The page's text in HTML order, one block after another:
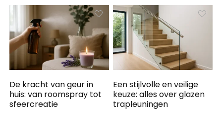
De kracht van geur in
huis: van roomspray tot
sfeercreatie
Een stijlvolle en veilige
keuze: alles over glazen
trapleuningen